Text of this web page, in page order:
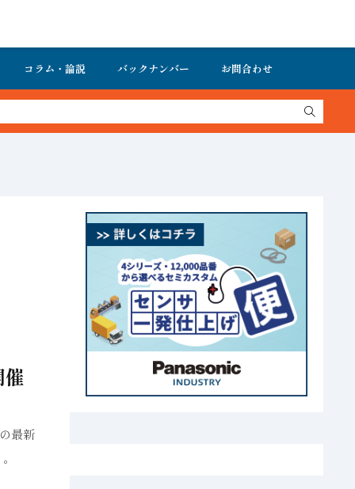
コラム・論説 バックナンバー お問合わせ
最新